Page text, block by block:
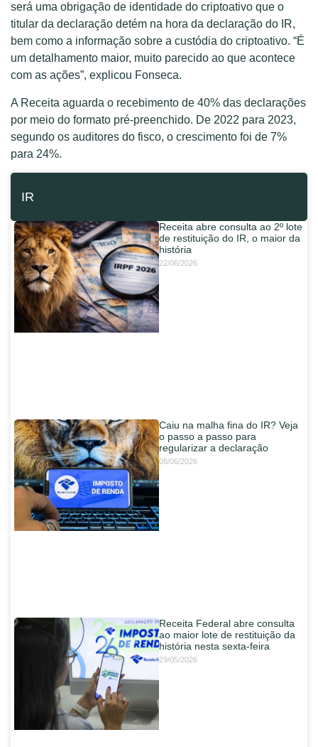
será uma obrigação de identidade do criptoativo que o
titular da declaração detém na hora da declaração do IR,
bem como a informação sobre a custódia do criptoativo. “É
um detalhamento maior, muito parecido ao que acontece
com as ações”, explicou Fonseca.
A Receita aguarda o recebimento de 40% das declarações
por meio do formato pré-preenchido. De 2022 para 2023,
segundo os auditores do fisco, o crescimento foi de 7%
para 24%.
IR
Receita abre consulta ao 2º lote
de restituição do IR, o maior da
história
22/06/2026
Caiu na malha fina do IR? Veja
o passo a passo para
regularizar a declaração
08/06/2026
Receita Federal abre consulta
ao maior lote de restituição da
história nesta sexta-feira
29/05/2026